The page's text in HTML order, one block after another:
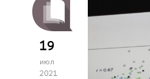
19
июл
2021